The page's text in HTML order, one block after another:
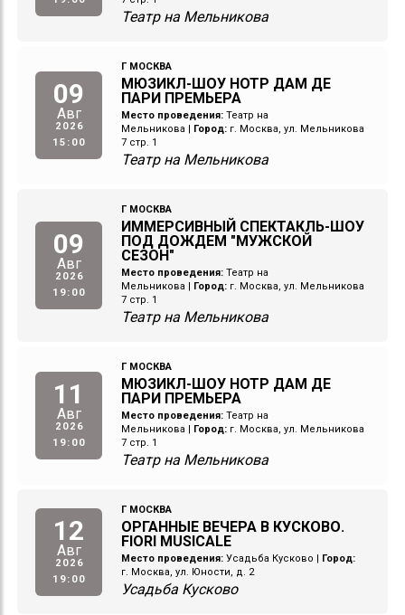
Театр на Мельникова
09
Авг
2026
15:00
Г МОСКВА
МЮЗИКЛ-ШОУ НОТР ДАМ ДЕ
ПАРИ ПРЕМЬЕРА
Место проведения: Театр на
Мельникова
Город: г. Москва, ул. Мельникова
7 стр. 1
Театр на Мельникова
09
Авг
2026
19:00
Г МОСКВА
ИММЕРСИВНЫЙ СПЕКТАКЛЬ-ШОУ
ПОД ДОЖДЕМ "МУЖСКОЙ
СЕЗОН"
Место проведения: Театр на
Мельникова
Город: г. Москва, ул. Мельникова
7 стр. 1
Театр на Мельникова
11
Авг
2026
19:00
Г МОСКВА
МЮЗИКЛ-ШОУ НОТР ДАМ ДЕ
ПАРИ ПРЕМЬЕРА
Место проведения: Театр на
Мельникова
Город: г. Москва, ул. Мельникова
7 стр. 1
Театр на Мельникова
12
Авг
2026
19:00
Г МОСКВА
ОРГАННЫЕ ВЕЧЕРА В КУСКОВО.
FIORI MUSICALE
Место проведения: Усадьба Кусково
Город:
г. Москва, ул. Юности, д. 2
Усадьба Кусково